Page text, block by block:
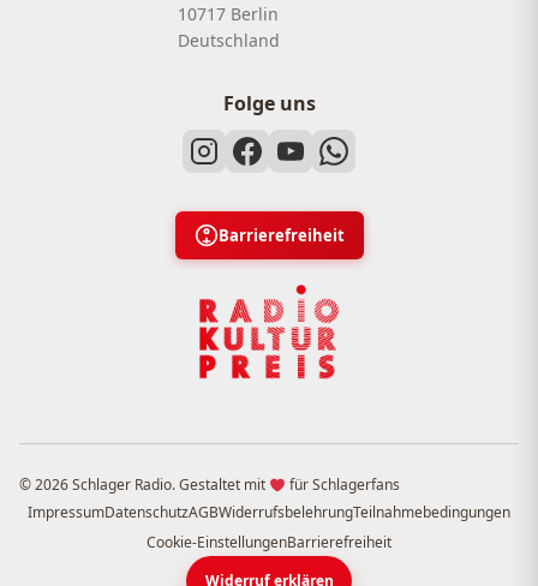
10717 Berlin
Deutschland
Folge uns
Barrierefreiheit
© 2026 Schlager Radio. Gestaltet mit
für Schlagerfans
ImpressumDatenschutzAGBWiderrufsbelehrungTeilnahmebedingungen
Cookie-EinstellungenBarrierefreiheit
Widerruf erklären